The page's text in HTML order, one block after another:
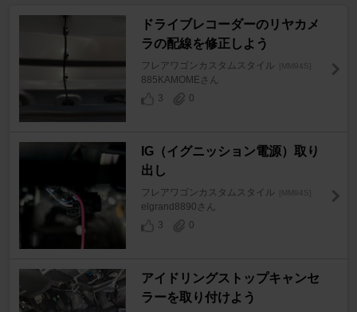
ドライブレコーダーのリヤカメ
ラの配線を修正しよう
フレアワゴンカスタムスタイル [MM94S]
885KAMOMEさん
3
0
IG（イグニッション電源）取り
出し
フレアワゴンカスタムスタイル [MM94S]
elgrand8890さん
3
0
アイドリングストップキャンセ
ラーを取り付けよう